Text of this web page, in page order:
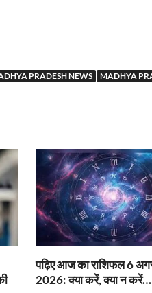
PRADESH NEWS MADHYA
पढ़िए आज का राशिफल 6
2026: क्या करें, क्या न करें…